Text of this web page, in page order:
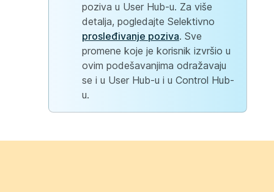
poziva u User Hub-u. Za više
detalja, pogledajte Selektivno
prosleđivanje poziva. Sve
promene koje je korisnik izvršio u
ovim podešavanjima odražavaju
se i u User Hub-u i u Control Hub-
u.